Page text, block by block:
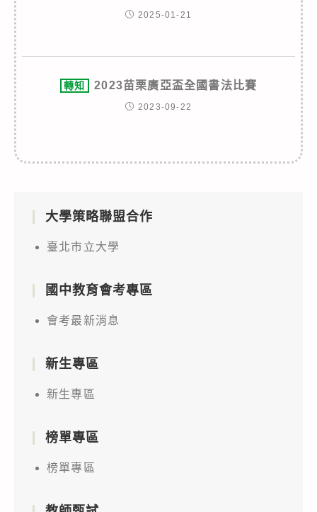
2025-01-21
轉知 2023苗栗廣亞盃全國書法比賽
2023-09-22
大學策略聯盟合作
臺北市立大學
國中教育會考專區
會考最新消息
新生專區
新生專區
榜單專區
榜單專區